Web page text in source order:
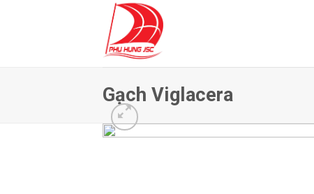
Gạch Viglacera